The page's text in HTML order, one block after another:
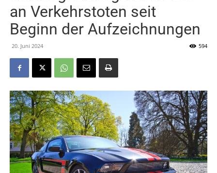
an Verkehrstoten seit
Beginn der Aufzeichnungen
20. Juni 2024 594